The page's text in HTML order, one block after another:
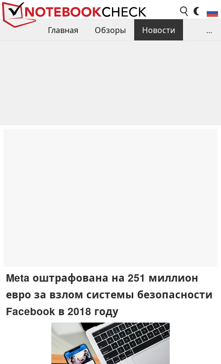
Главная Обзоры
Новости
...
Meta оштрафована на 251 миллион
евро за взлом системы безопасности
Facebook в 2018 году